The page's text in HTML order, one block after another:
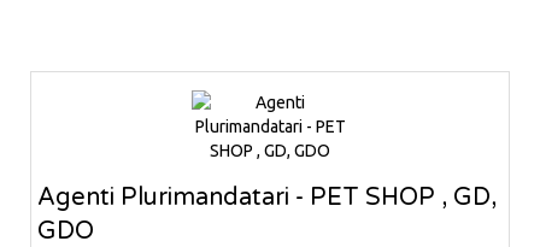
Agenti Plurimandatari - PET SHOP , GD,
GDO